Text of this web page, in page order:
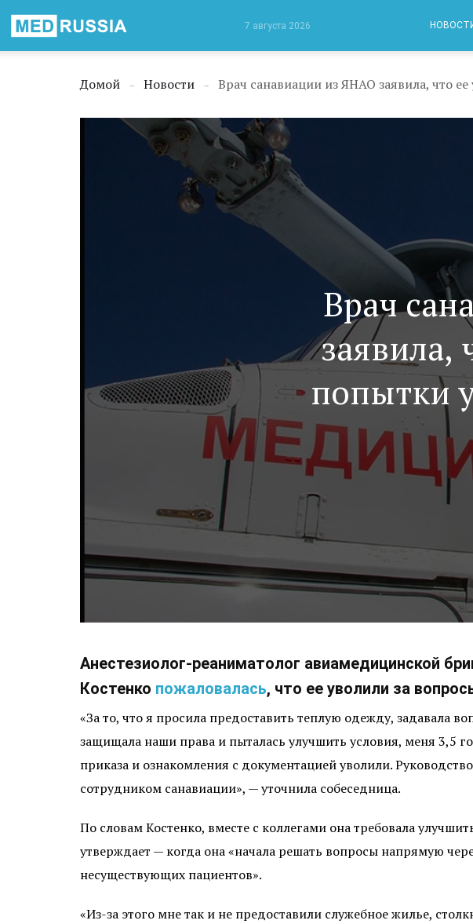
7 августа 2026
Домой → Новости → Врач санавиации из ЯНАО заявила, что
Врач
заявила,
попытки
Анестезиолог-реаниматолог авиамедицинской
Костенко пожаловалась, что ее уволили за
«За то, что я просила предоставить теплую одежду, задавала
защищала наши права и пыталась улучшить условия, меня 3,5
приказа и ознакомления с документацией уволили.
сотрудником санавиации», — уточнила собеседница.
По словам Костенко, вместе с коллегами она требовала
утверждает — когда она «начала решать вопросы напрямую
несуществующих пациентов».
«Из-за этого мне так и не предоставили служебное жилье,